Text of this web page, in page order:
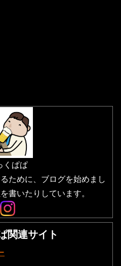
くぱぱ
ために、ブログを始めまし
書いたりしています。
関連サイト